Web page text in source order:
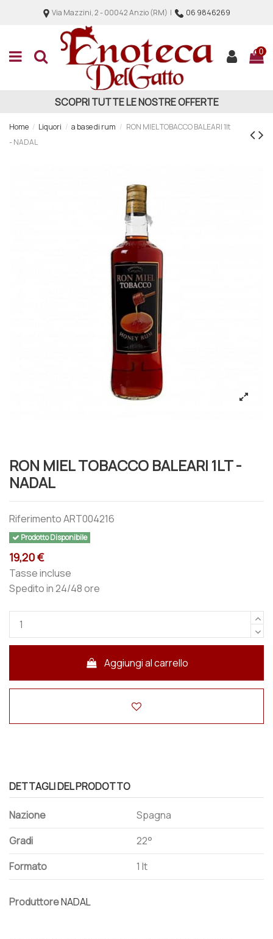
Via Mazzini, 2 - 00042 Anzio (RM) | 06 9846269
0
SCOPRI TUTTE LE NOSTRE OFFERTE
Home Liquori a base di rum
RON MIEL TOBACCO BALEARI 1lt
- NADAL
RON MIEL TOBACCO BALEARI 1LT -
NADAL
RiferimentoART004216
Prodotto Disponibile
19,20 €
Tasse incluse
Spedito in 24/48 ore
Aggiungi al carrello
DETTAGLI DEL PRODOTTO
Nazione
Spagna
Gradi
22°
Formato
1 lt
ProduttoreNADAL